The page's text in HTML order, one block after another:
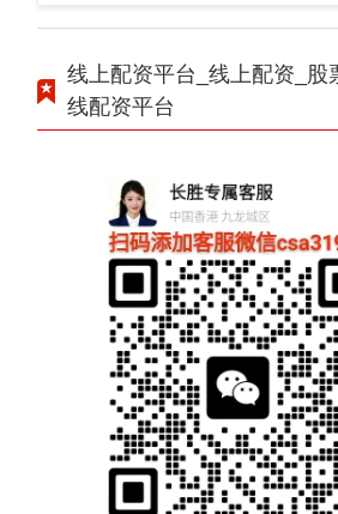
线上配资平台_线上配资_股
线配资平台